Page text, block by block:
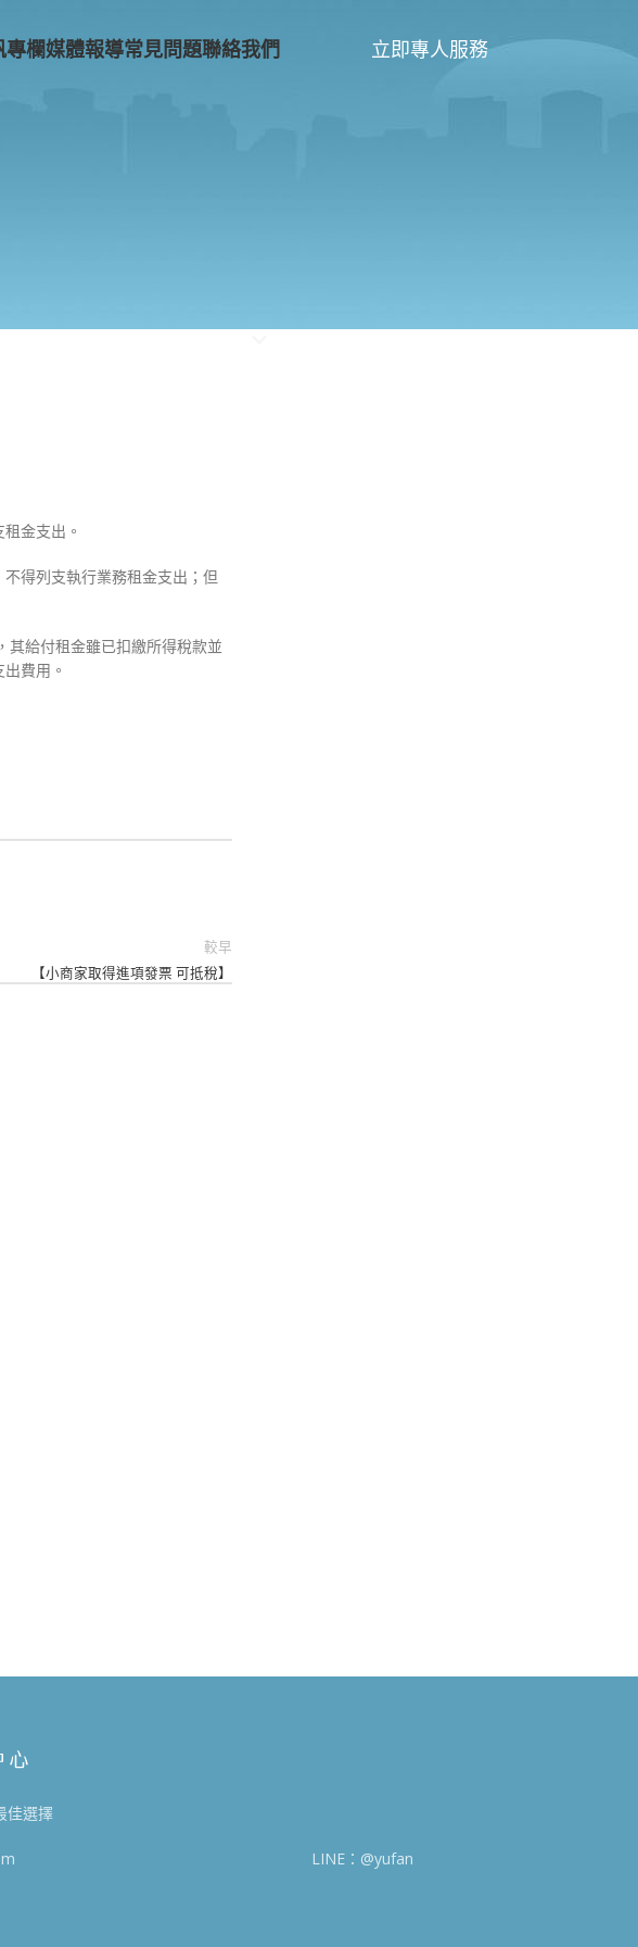
專欄媒體報導常見問題聯絡我們 立即專人服務
金支出。
得列支執行業務租金支出；但
其給付租金雖已扣繳所得稅款並
費用。
較早
【小商家取得進項發票 可抵稅】
佳選擇
LINE：@yufan